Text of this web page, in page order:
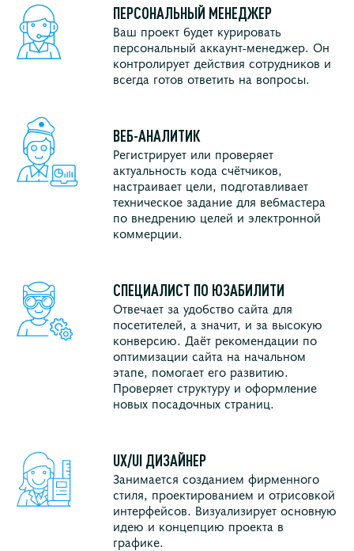
ПЕРСОНАЛЬНЫЙ МЕНЕДЖЕР
Ваш проект будет курировать
персональный аккаунт-менеджер. Он
контролирует действия сотрудников и
всегда готов ответить на вопросы.
ВЕБ-АНАЛИТИК
Регистрирует или проверяет
актуальность кода счётчиков,
настраивает цели, подготавливает
техническое задание для вебмастера
по внедрению целей и электронной
коммерции.
СПЕЦИАЛИСТ ПО ЮЗАБИЛИТИ
Отвечает за удобство сайта для
посетителей, а значит, и за высокую
конверсию. Даёт рекомендации по
оптимизации сайта на начальном
этапе, помогает его развитию.
Проверяет структуру и оформление
новых посадочных страниц.
UX/UI ДИЗАЙНЕР
Занимается созданием фирменного
стиля, проектированием и отрисовкой
интерфейсов. Визуализирует основную
идею и концепцию проекта в
графике.